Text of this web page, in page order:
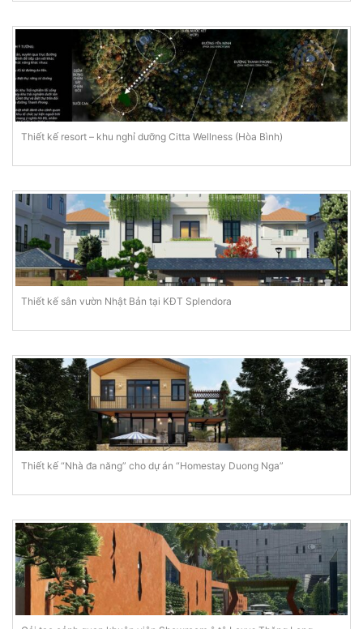
Thiết kế resort – khu nghỉ dưỡng Citta Wellness (Hòa Bình)
Thiết kế sân vườn Nhật Bản tại KĐT Splendora
Thiết kế “Nhà đa năng” cho dự án “Homestay Duong Nga”